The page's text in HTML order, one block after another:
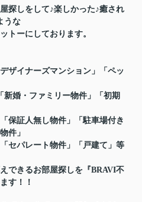
探しをして♪楽しかった♪癒され
うな
トーにしております。
ザイナーズマンション」「ペッ
新婚・ファミリー物件」「初期
保証人無し物件」「駐車場付き
件」
セパレート物件」「戸建て」等
できるお部屋探しを『BRAVI不
す！！